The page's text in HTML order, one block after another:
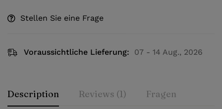
Stellen Sie eine Frage
Voraussichtliche Lieferung: 07 - 14 Aug., 2026
Description Reviews (1) Fragen